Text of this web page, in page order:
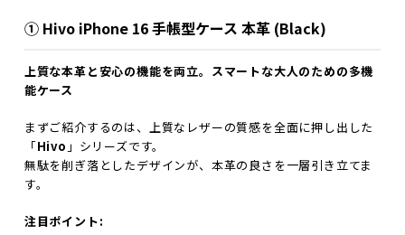
① Hivo iPhone 16 手帳型ケース 本革 (Black)
上質な本革と安心の機能を両立。スマートな大人のための多機
能ケース
まずご紹介するのは、上質なレザーの質感を全面に押し出した
「Hivo 」シリーズです。
無駄を削ぎ落としたデザインが、本革の良さを一層引き立てま
す。
注目ポイント: